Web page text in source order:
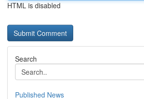
HTML is disabled
Search
Published News